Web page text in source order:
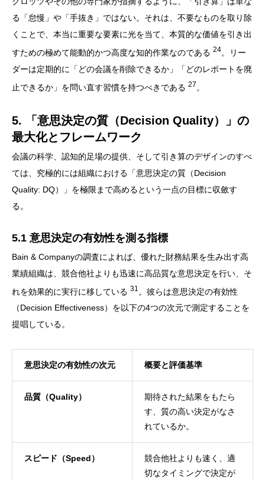
る「怠慢」や「手抜き」ではない。それは、不要なものを取り除
くことで、本当に重要な要素に光を当て、本質的な価値を引き出
すための極めて能動的かつ高度な知的作業なのである 24。リー
ダーは定期的に「どの会議を削除できるか」「どのレポートを廃
止できるか」を問い直す習慣を持つべきである 27 。
5. 「意思決定の質（Decision Quality）」の
最大化とフレームワーク
会議の科学、認知的足場の提供、そして引き算のデザインのすべ
ては、究極的には組織における「意思決定の質（Decision
Quality: DQ）」を極限まで高めるという一点の目標に収斂す
る。
5.1 意思決定の有効性を測る指標
Bain & Companyの調査によれば、優れた財務結果を生み出す高
業績組織は、競合他社よりも迅速に高品質な意思決定を行い、そ
れを効果的に実行に移している 31 。彼らは意思決定の有効性
（Decision Effectiveness）を以下の4つの次元で測定することを
提唱している。
意思決定の有効性の次元 概要と評価基準
品質（Quality）
期待された結果をもたら
す、質の高い決定がなさ
れているか。
スピード（Speed）
競合他社よりも速く、適
切なタイミングで決定が